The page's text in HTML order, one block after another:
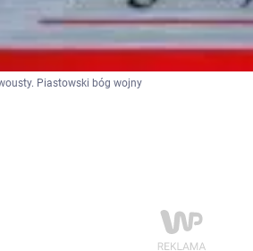
Piastowski bóg wojny